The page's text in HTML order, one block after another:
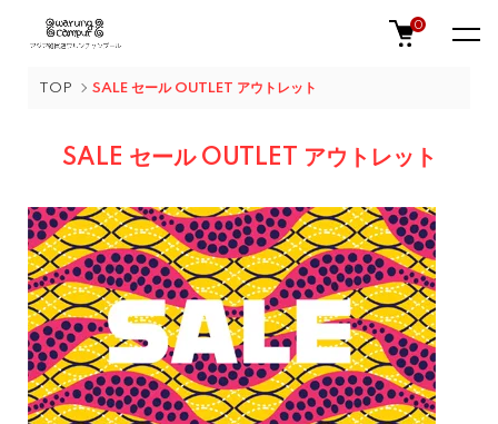
0
TOP SALE セール OUTLET アウトレット
SALE セール OUTLET アウトレット